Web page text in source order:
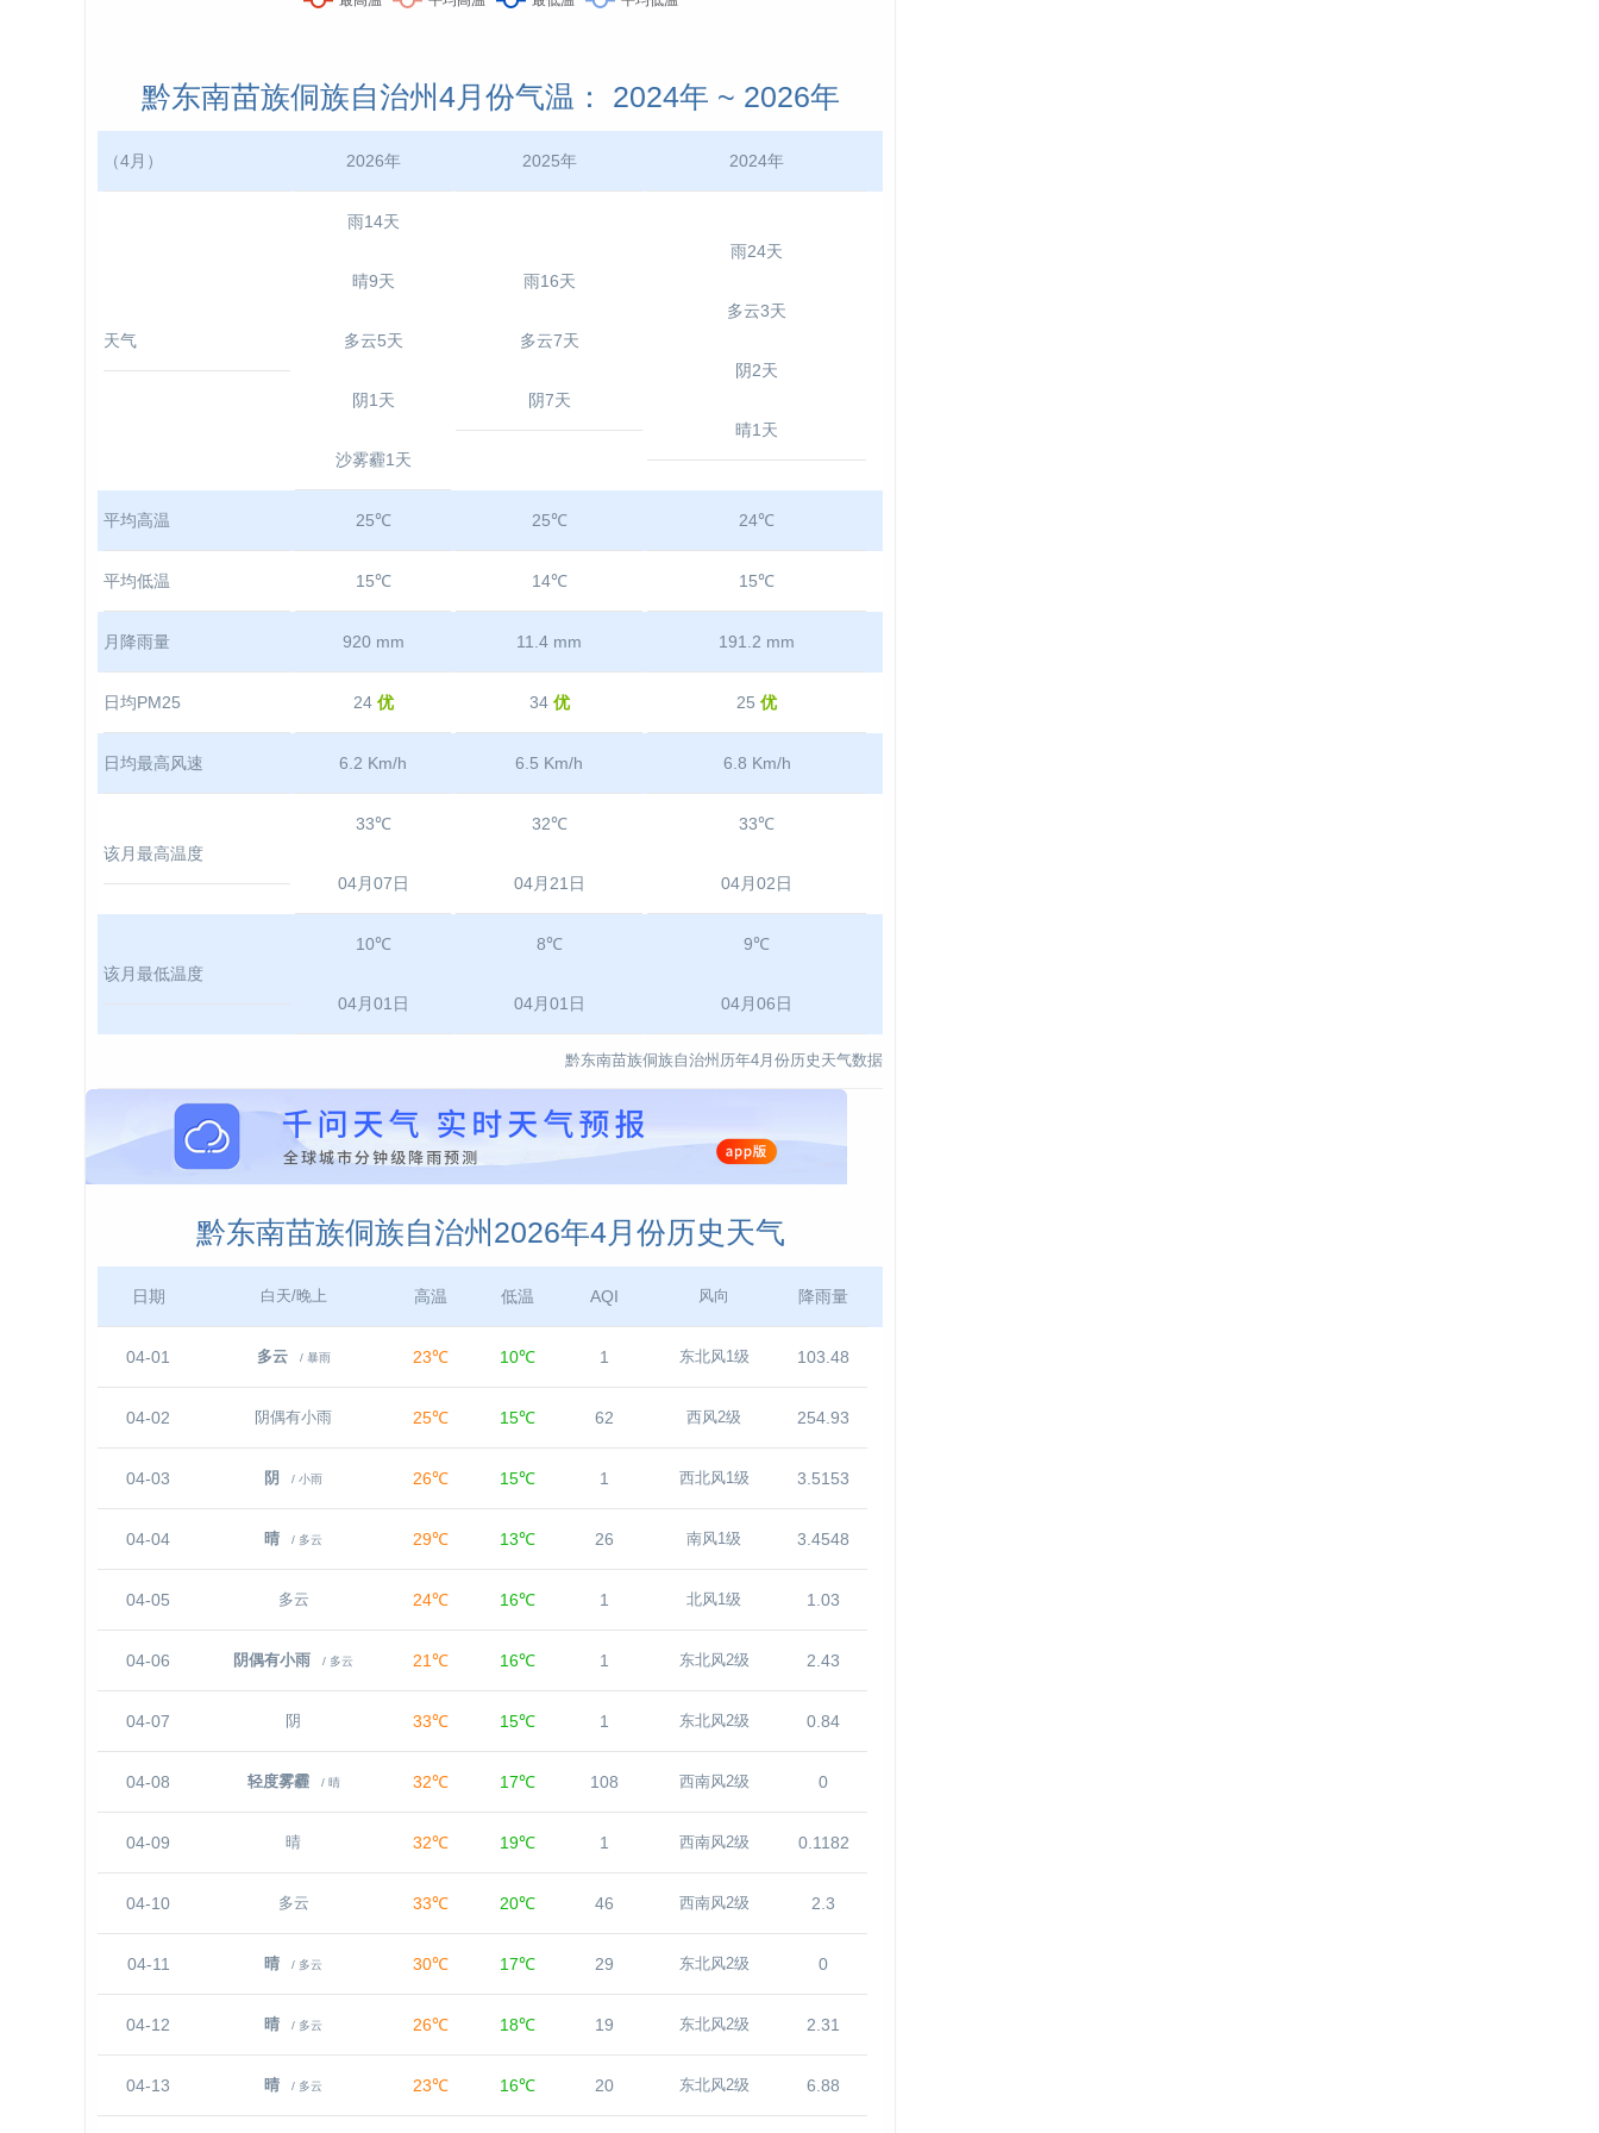
黔东南苗族侗族自治州4月份气温： 2024年 ~ 2026年
（4月） 2026年 2025年 2024年
天气
雨14天
晴9天
多云5天
阴1天
沙雾霾1天
雨16天
多云7天
阴7天
雨24天
多云3天
阴2天
晴1天
平均高温 25℃ 25℃ 24℃
平均低温 15℃ 14℃ 15℃
月降雨量 920 mm 11.4 mm 191.2 mm
日均PM25 24 优 34 优 25优
日均最高风速 6.2 Km/h 6.5 Km/h 6.8 Km/h
该月最高温度
33℃
04月07日
32℃
04月21日
33℃
04月02日
该月最低温度
10℃
04月01日
8℃
04月01日
9℃
04月06日
黔东南苗族侗族自治州历年4月份历史天气数据
黔东南苗族侗族自治州2026年4月份历史天气
日期 白天/晚上 高温 低温 AQI 风向 降雨量
04-01 多云 / 暴雨 23℃ 10℃ 1 东北风1级 103.48
04-02 阴偶有小雨 25℃ 15℃ 62 西风2级 254.93
04-03 阴 / 小雨 26℃ 15℃ 1 西北风1级 3.5153
04-04 晴 / 多云 29℃ 13℃ 26 南风1级 3.4548
04-05 多云 24℃ 16℃ 1 北风1级 1.03
04-06 阴偶有小雨 / 多云 21℃ 16℃ 1 东北风2级 2.43
04-07 阴 33℃ 15℃ 1 东北风2级 0.84
04-08 轻度雾霾 / 晴 32℃ 17℃ 108 西南风2级 0
04-09 晴 32℃ 19℃ 1 西南风2级 0.1182
04-10 多云 33℃ 20℃ 46 西南风2级 2.3
04-11 晴 / 多云 30℃ 17℃ 29 东北风2级 0
04-12 晴 / 多云 26℃ 18℃ 19 东北风2级 2.31
04-13 晴 / 多云 23℃ 16℃ 20 东北风2级 6.88